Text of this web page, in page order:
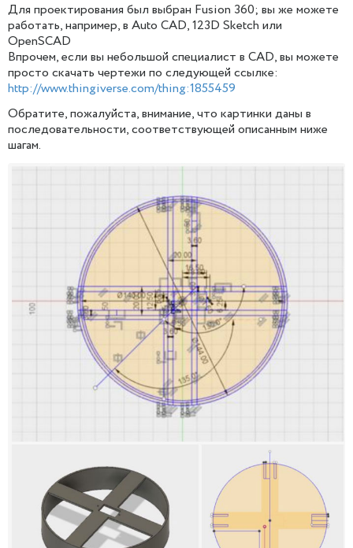
Для проектирования был выбран Fusion 360; вы же можете
работать, например, в Auto CAD, 123D Sketch или
OpenSCAD
Впрочем, если вы небольшой специалист в CAD, вы можете
просто скачать чертежи по следующей ссылке:
http://www.thingiverse.com/thing:1855459
Обратите, пожалуйста, внимание, что картинки даны в
последовательности, соответствующей описанным ниже
шагам.